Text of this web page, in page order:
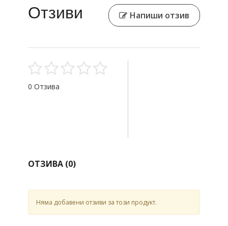
Отзиви Напиши отзив
0 Отзива
ОТЗИВА (0)
Няма добавени отзиви за този продукт.